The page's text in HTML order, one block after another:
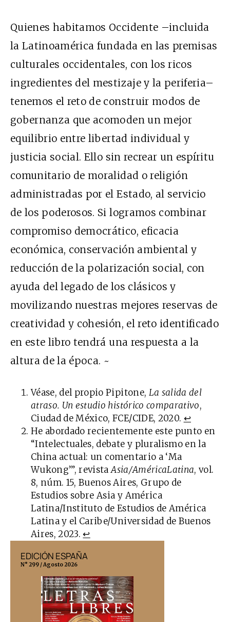
Quienes habitamos Occidente –incluida
la Latinoamérica fundada en las premisas
culturales occidentales, con los ricos
ingredientes del mestizaje y la periferia–
tenemos el reto de construir modos de
gobernanza que acomoden un mejor
equilibrio entre libertad individual y
justicia social. Ello sin recrear un espíritu
comunitario de moralidad o religión
administradas por el Estado, al servicio
de los poderosos. Si logramos combinar
compromiso democrático, eficacia
económica, conservación ambiental y
reducción de la polarización social, con
ayuda del legado de los clásicos y
movilizando nuestras mejores reservas de
creatividad y cohesión, el reto identificado
en este libro tendrá una respuesta a la
altura de la época. ~
Véase, del propio Pipitone, La salida del
atraso. Un estudio histórico comparativo,
Ciudad de México, FCE/CIDE, 2020. ↩︎
He abordado recientemente este punto en
“Intelectuales, debate y pluralismo en la
China actual: un comentario a ‘Ma
Wukong’”, revistaAsia/AméricaLatina, vol.
8, núm. 15, Buenos Aires, Grupo de
Estudios sobre Asia y América
Latina/Instituto de Estudios de América
Latina y el Caribe/Universidad de Buenos
Aires, 2023.↩︎
EDICIÓN ESPAÑA
N° 299 / Agosto 2026